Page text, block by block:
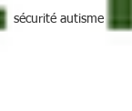
sécurité autisme